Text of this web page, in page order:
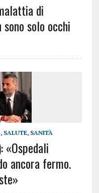
di
solo occhi
, SALUTE, SANITÀ
«Ospedali
ancora fermo.